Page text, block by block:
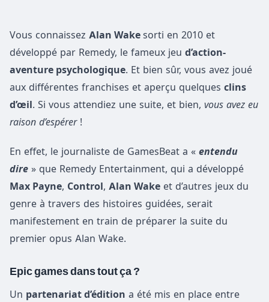
Vous connaissez Alan Wake sorti en 2010 et
développé par Remedy, le fameux jeu d’action-
aventure psychologique. Et bien sûr, vous avez joué
aux différentes franchises et aperçu quelques clins
d’œil. Si vous attendiez une suite, et bien, vous avez eu
raison d’espérer!
En effet, le journaliste de GamesBeat a « entendu
dire » que Remedy Entertainment, qui a développé
Max Payne, Control, Alan Wake et d’autres jeux du
genre à travers des histoires guidées, serait
manifestement en train de préparer la suite du
premier opus Alan Wake.
Epic games dans tout ça ?
Un partenariat d’édition a été mis en place entre